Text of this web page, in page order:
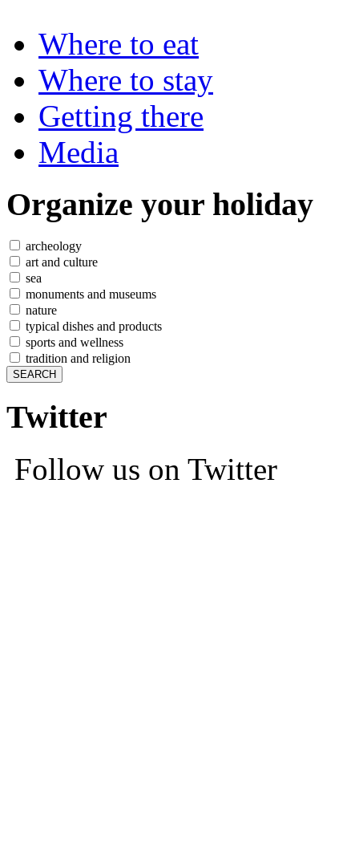
Where to eat
Where to stay
Getting there
Media
Organize your holiday
archeology
art and culture
sea
monuments and museums
nature
typical dishes and products
sports and wellness
tradition and religion
Twitter
Follow us on Twitter